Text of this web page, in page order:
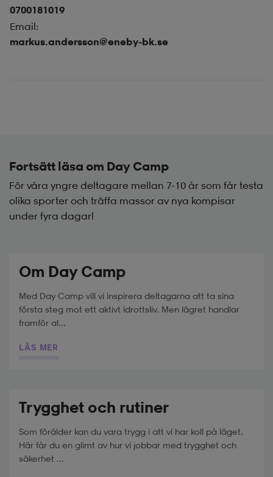
0700181019
Email:
markus.andersson@eneby-bk.se
Fortsätt läsa om Day Camp
För våra yngre deltagare mellan 7-10 år som får testa
olika sporter och träffa massor av nya kompisar
under fyra dagar!
Om Day Camp
Med Day Camp vill vi inspirera deltagarna att ta sina
första steg mot ett aktivt idrottsliv. Men lägret handlar
framför al...
LÄS MER
Trygghet och rutiner
Som förälder kan du vara trygg i att vi har koll på läget.
Här får du en glimt av hur vi jobbar med trygghet och
säkerhet ...